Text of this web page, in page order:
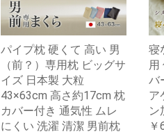
パイプ枕 硬くて 高い 男
（前？）専用枕 ビッグサ
イズ 日本製 大粒
43×63cm 高さ約17cm 枕
カバー付き 通気性 ムレ
にくい 洗濯 清潔 男前枕
寝
用
バ
ア
ン
￥